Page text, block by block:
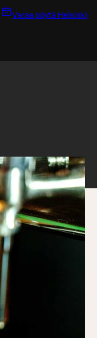
Varaa pöytä Helsinki